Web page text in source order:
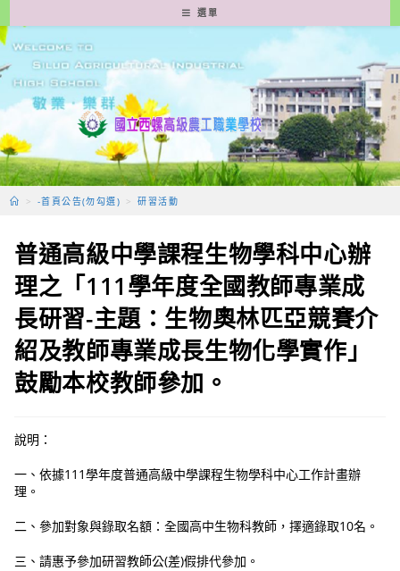
轉
至
要
容
選單
> -首頁公告(勿勾選) > 研習活動
普通高級中學課程生物學科中心辦
理之「111學年度全國教師專業成
長研習-主題：生物奧林匹亞競賽介
紹及教師專業成長生物化學實作」
鼓勵本校教師參加。
說明：
一、依據111學年度普通高級中學課程生物學科中心工作計畫辦
理。
二、參加對象與錄取名額：全國高中生物科教師，擇適錄取10名。
三、請惠予參加研習教師公(差)假排代參加。